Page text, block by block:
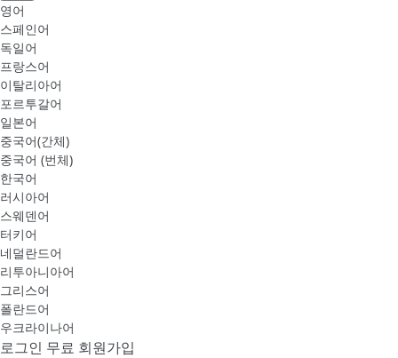
영어
스페인어
독일어
프랑스어
이탈리아어
포르투갈어
일본어
중국어(간체)
중국어 (번체)
한국어
러시아어
스웨덴어
터키어
네덜란드어
리투아니아어
그리스어
폴란드어
우크라이나어
로그인 무료 회원가입